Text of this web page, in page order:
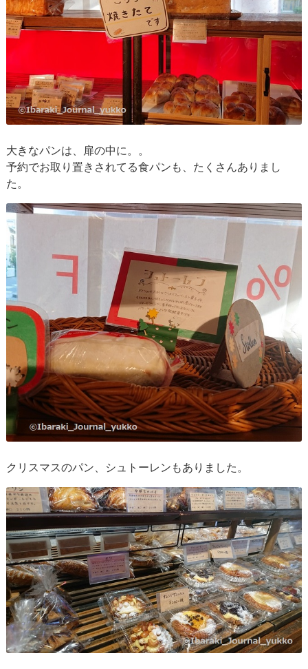
大きなパンは、扉の中に。。
予約でお取り置きされてる食パンも、たくさんありまし
た。
クリスマスのパン、シュトーレンもありました。